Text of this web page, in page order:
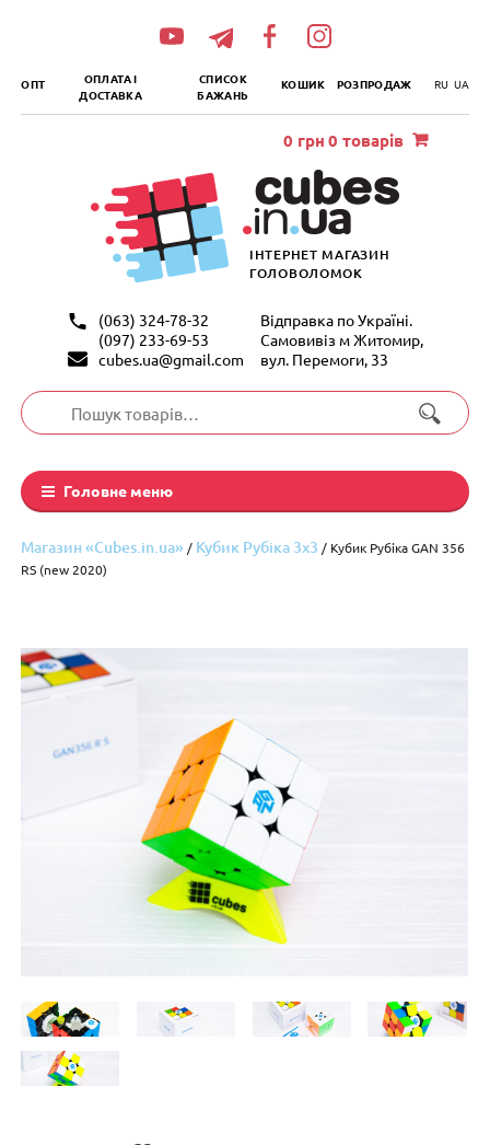
ОПТ
ОПЛАТА І
ДОСТАВКА
СПИСОК
БАЖАНЬ
КОШИК РОЗПРОДАЖ RU UA
ІНТЕРНЕТ МАГАЗИН
ГОЛОВОЛОМОК
(063) 324-78-32
(097) 233-69-53
cubes.ua@gmail.com
Відправка по Україні.
Самовивіз м Житомир,
вул. Перемоги, 33
Шукати:
Головне меню
0 грн 0 товарів
Магазин «Cubes.in.ua» / Кубик Рубіка 3x3 / Кубик Рубіка GAN 356
RS (new 2020)